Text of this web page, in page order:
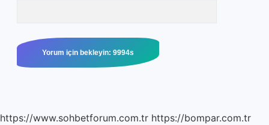
https://www.sohbetforum.com.tr https://bompar.com.tr